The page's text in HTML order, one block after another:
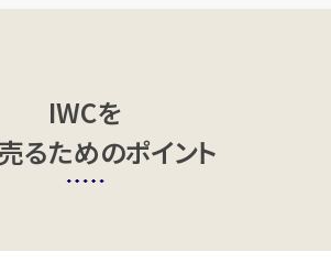
IWCを
るためのポイント